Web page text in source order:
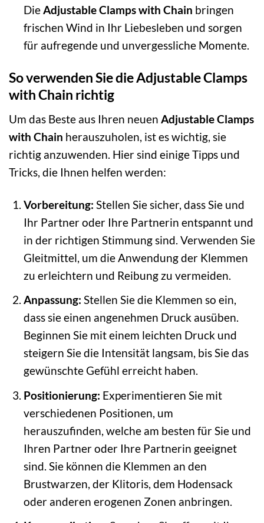
DieAdjustable Clamps with Chain bringen
frischen Wind in Ihr Liebesleben und sorgen
für aufregende und unvergessliche Momente.
So verwenden Sie die Adjustable Clamps
with Chain richtig
Um das Beste aus Ihren neuen Adjustable Clamps
with Chain herauszuholen, ist es wichtig, sie
richtig anzuwenden. Hier sind einige Tipps und
Tricks, die Ihnen helfen werden:
Vorbereitung: Stellen Sie sicher, dass Sie und
Ihr Partner oder Ihre Partnerin entspannt und
in der richtigen Stimmung sind. Verwenden Sie
Gleitmittel, um die Anwendung der Klemmen
zu erleichtern und Reibung zu vermeiden.
Anpassung: Stellen Sie die Klemmen so ein,
dass sie einen angenehmen Druck ausüben.
Beginnen Sie mit einem leichten Druck und
steigern Sie die Intensität langsam, bis Sie das
gewünschte Gefühl erreicht haben.
Positionierung: Experimentieren Sie mit
verschiedenen Positionen, um
herauszufinden, welche am besten für Sie und
Ihren Partner oder Ihre Partnerin geeignet
sind. Sie können die Klemmen an den
Brustwarzen, der Klitoris, dem Hodensack
oder anderen erogenen Zonen anbringen.